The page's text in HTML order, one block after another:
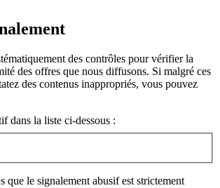
des contrôles pour vérifier la
des offres que nous diffusons. Si malgré ces
des contenus inappropriés, vous pouvez
dans la liste ci-dessous :
que le signalement abusif est strictement